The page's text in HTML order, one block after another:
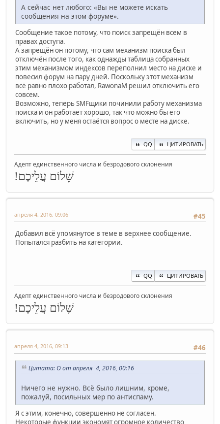
А сейчас нет любого: «Вы не можете искать
сообщения на этом форуме».
Сообщение такое потому, что поиск запрещён всем в
правах доступа.
А запрещён он потому, что сам механизм поиска был
отключён после того, как однажды таблица собранных
этим механизмом индексов переполнил место на диске и
повесил форум на пару дней. Поскольку этот механизм
всё равно плохо работал, RawonaM решил отключить его
совсем.
Возможно, теперь SMFщики починили работу механизма
поиска и он работает хорошо, так что можно бы его
включить, но у меня остаётся вопрос о месте на диске.
QQ ЦИТИРОВАТЬ
Адепт единственного числа и безродового склонения
שָׁלוֹם עֲלֵיכֶם!
#45
апреля 4, 2016, 09:06
Добавил всё упомянутое в теме в верхнее сообщение.
Попытался разбить на категории.
QQ ЦИТИРОВАТЬ
Адепт единственного числа и безродового склонения
שָׁלוֹם עֲלֵיכֶם!
#46
апреля 4, 2016, 09:13
Цитата: O от апреля 4, 2016, 00:16
Ничего не нужно. Всё было лишним, кроме,
пожалуй, посильных мер по антиспаму.
Я с этим, конечно, совершенно не согласен.